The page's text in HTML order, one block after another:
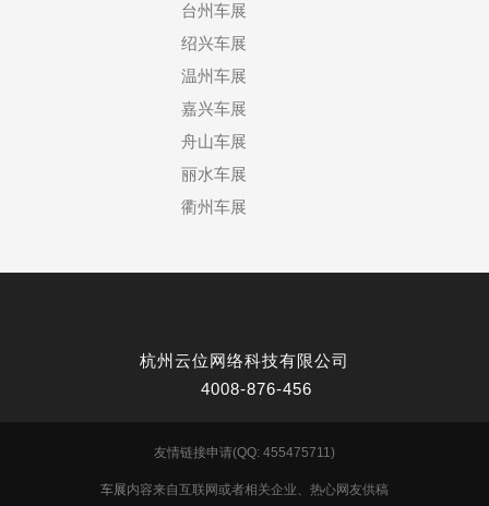
台州车展
绍兴车展
温州车展
嘉兴车展
舟山车展
丽水车展
衢州车展
杭州云位网络科技有限公司
4008-876-456
友情链接申请(QQ: 455475711)
车展内容来自互联网或者相关企业、热心网友供稿